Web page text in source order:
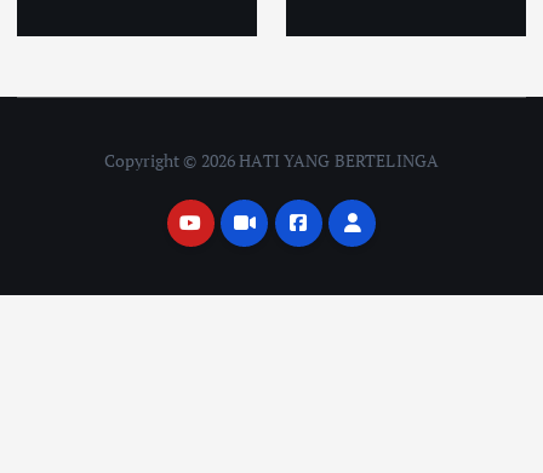
Copyright © 2026 HATI YANG BERTELINGA